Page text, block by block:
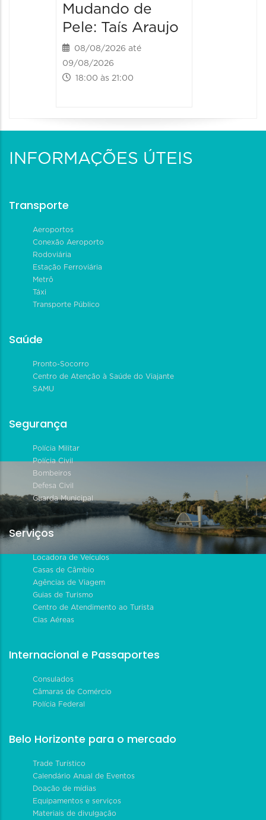
Mudando de
Pele: Taís Araujo
08/08/2026 até
09/08/2026
18:00 às 21:00
INFORMAÇÕES ÚTEIS
Transporte
Aeroportos
Conexão Aeroporto
Rodoviária
Estação Ferroviária
Metrô
Táxi
Transporte Público
Saúde
Pronto-Socorro
Centro de Atenção à Saúde do Viajante
SAMU
Segurança
Polícia Militar
Polícia Civil
Bombeiros
Defesa Civil
Guarda Municipal
Serviços
Locadora de Veículos
Casas de Câmbio
Agências de Viagem
Guias de Turismo
Centro de Atendimento ao Turista
Cias Aéreas
Internacional e Passaportes
Consulados
Câmaras de Comércio
Polícia Federal
Belo Horizonte para o mercado
Trade Turístico
Calendário Anual de Eventos
Doação de mídias
Equipamentos e serviços
Materiais de divulgação